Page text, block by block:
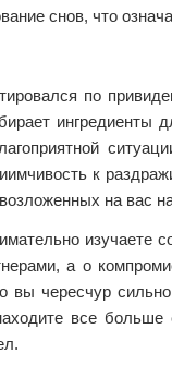
снов, что
по
ингредиенты
к
на вас
изучаете
а о
чересчур
все больше